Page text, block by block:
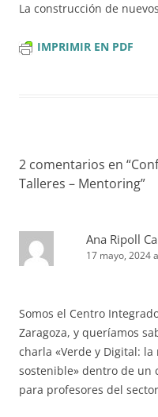
La construcción de
IMPRIMIR EN PDF
2 comentarios en “
Talleres – Mentoring”
Ana Ripoll
17 mayo, 2024
Somos el Centro
Zaragoza, y queríamos
charla «Verde y Digital: la
sostenible» dentro de un
para profesores del